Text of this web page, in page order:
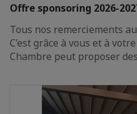
Offre sponsoring 2026-
Tous nos remerciements
C’est grâce à vous et à
Chambre peut proposer